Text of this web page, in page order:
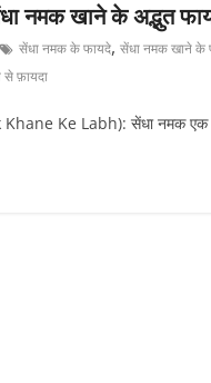
नमक खाने के अद्भुत
सेंधा नमक के फायदे, सेंधा नमक खाने के
फ़ायदा
Ke Labh): सेंधा नमक एक